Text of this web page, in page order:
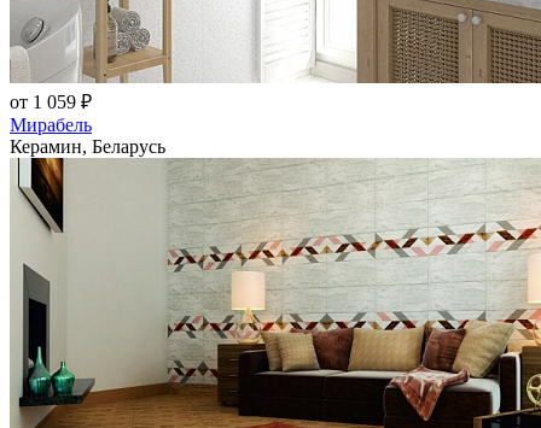
от 1 059 ₽
Мирабель
Керамин, Беларусь